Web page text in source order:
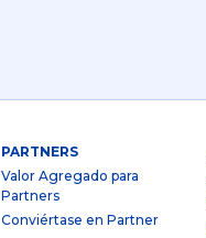
PARTNERS
Valor Agregado para
Partners
Conviértase en Partner